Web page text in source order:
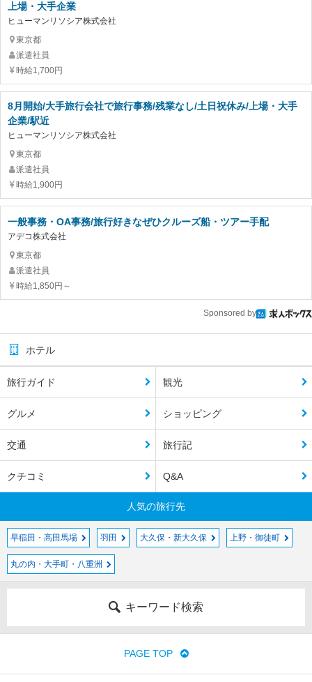
上場・大手企業
ヒューマンリソシア株式会社
東京都
派遣社員
時給1,700円
8月開始/大手旅行会社で旅行事務/残業なし/土日祝休み/上場・大手
企業/駅近
ヒューマンリソシア株式会社
東京都
派遣社員
時給1,900円
一般事務・OA事務/旅行好きなぜひクルーズ船・ツアー手配
アデコ株式会社
東京都
派遣社員
時給1,850円～
Sponsored by
ホテル
旅行ガイド 観光
グルメ ショッピング
交通 旅行記
クチコミ Q&A
人気の旅行先
早稲田・高田馬場 羽田 大久保・新大久保 上野・御徒町
丸の内・大手町・八重洲
キーワード検索
PAGE TOP